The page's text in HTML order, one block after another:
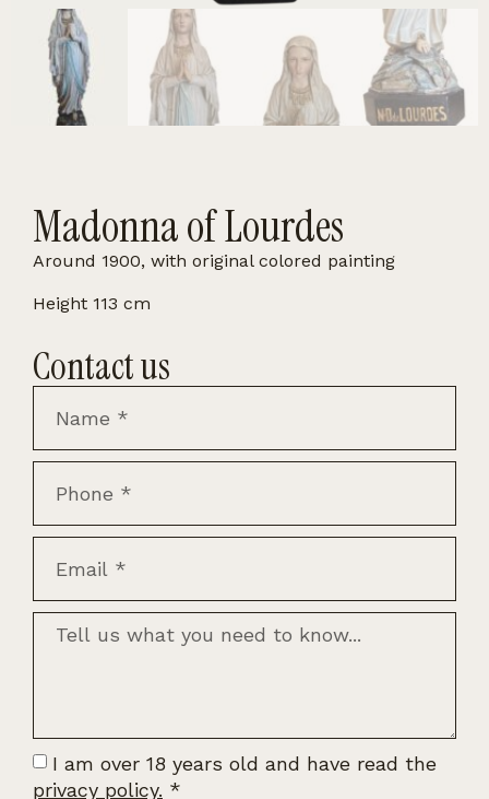
Madonna of Lourdes
Around 1900, with original colored painting
Height 113 cm
Contact us
I am over 18 years old and have read the
privacy policy. *